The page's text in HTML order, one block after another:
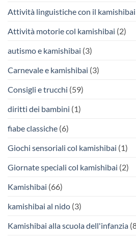
Attività linguistiche con il kamishibai
Attività motorie col kamishibai (2)
autismo e kamishibai (3)
Carnevale e kamishibai (3)
Consigli e trucchi (59)
diritti dei bambini (1)
fiabe classiche (6)
Giochi sensoriali col kamishibai (1)
Giornate speciali col kamishibai (2)
Kamishibai (66)
kamishibai al nido (3)
Kamishibai alla scuola dell'infanzia